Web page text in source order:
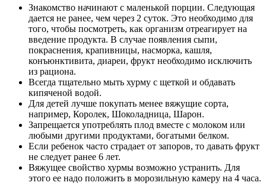
Знакомство начинают с маленькой порции. Следующая
дается не ранее, чем через 2 суток. Это необходимо для
того, чтобы посмотреть, как организм отреагирует на
введение продукта. В случае появления сыпи,
покраснения, крапивницы, насморка, кашля,
конъюнктивита, диареи, фрукт необходимо исключить
из рациона.
Всегда тщательно мыть хурму с щеткой и обдавать
кипяченой водой.
Для детей лучше покупать менее вяжущие сорта,
например, Королек, Шоколадница, Шарон.
Запрещается употреблять плод вместе с молоком или
любыми другими продуктами, богатыми белком.
Если ребенок часто страдает от запоров, то давать фрукт
не следует ранее 6 лет.
Вяжущее свойство хурмы возможно устранить. Для
этого ее надо положить в морозильную камеру на 4 часа.